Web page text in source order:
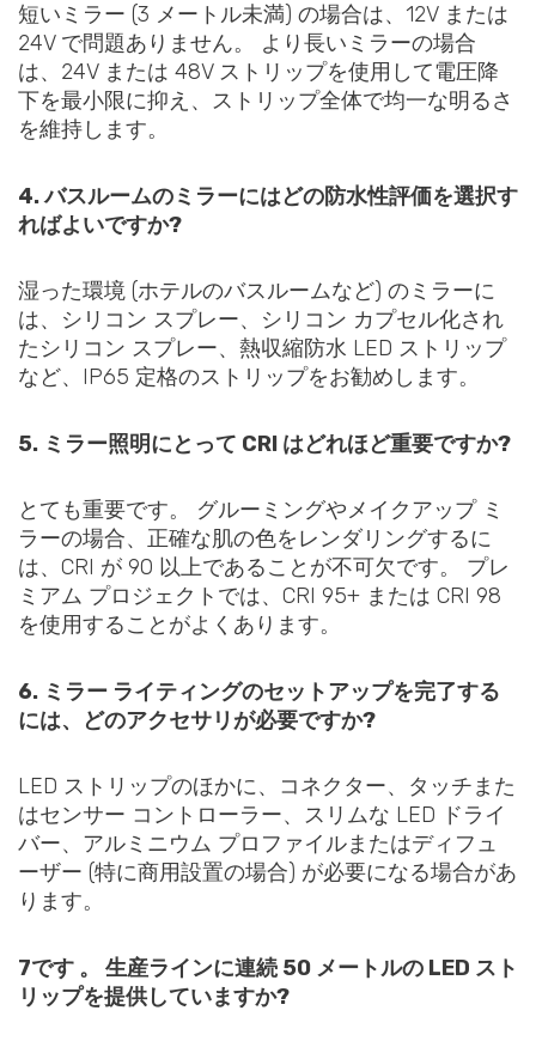
短いミラー (3 メートル未満) の場合は、12V または
24V で問題ありません。 より長いミラーの場合
は、24V または 48V ストリップを使用して電圧降
下を最小限に抑え、ストリップ全体で均一な明るさ
を維持します。
4. バスルームのミラーにはどの防水性評価を選択す
ればよいですか?
湿った環境 (ホテルのバスルームなど) のミラーに
は、シリコン スプレー、シリコン カプセル化され
たシリコン スプレー、熱収縮防水 LED ストリップ
など、IP65 定格のストリップをお勧めします。
5. ミラー照明にとって CRI はどれほど重要ですか?
とても重要です。 グルーミングやメイクアップ ミ
ラーの場合、正確な肌の色をレンダリングするに
は、CRI が 90 以上であることが不可欠です。 プレ
ミアム プロジェクトでは、CRI 95+ または CRI 98
を使用することがよくあります。
6. ミラー ライティングのセットアップを完了する
には、どのアクセサリが必要ですか?
LED ストリップのほかに、コネクター、タッチまた
はセンサー コントローラー、スリムな LED ドライ
バー、アルミニウム プロファイルまたはディフュ
ーザー (特に商用設置の場合) が必要になる場合があ
ります。
7です 。 生産ラインに連続 50 メートルの LED スト
リップを提供していますか?